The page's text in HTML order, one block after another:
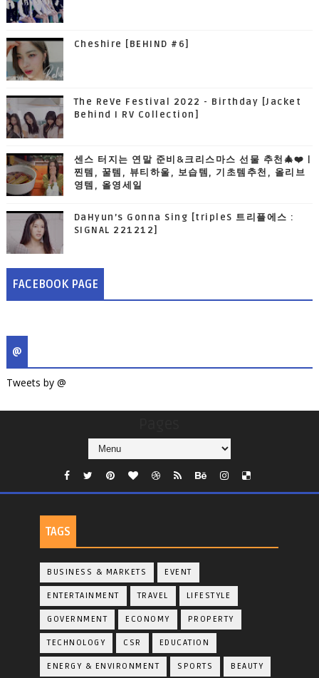
Cheshire [BEHIND #6]
The ReVe Festival 2022 - Birthday [Jacket
Behind I RV Collection]
센스 터지는 연말 준비&크리스마스 선물 추천🎄❤️ |
찐템, 꿀템, 뷰티하울, 보습템, 기초템추천, 올리브
영템, 올영세일
DaHyun’s Gonna Sing [tripleS 트리플에스 :
SIGNAL 221212]
FACEBOOK PAGE
@
Tweets by @
TAGS
BUSINESS & MARKETS EVENT
ENTERTAINMENT TRAVEL LIFESTYLE
GOVERNMENT ECONOMY PROPERTY
TECHNOLOGY CSR EDUCATION
ENERGY & ENVIRONMENT SPORTS BEAUTY